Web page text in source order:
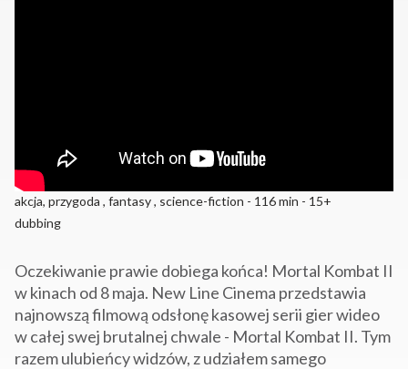
akcja, przygoda , fantasy , science-fiction - 116 min - 15+
dubbing
Oczekiwanie prawie dobiega końca! Mortal Kombat II
w kinach od 8 maja. New Line Cinema przedstawia
najnowszą filmową odsłonę kasowej serii gier wideo
w całej swej brutalnej chwale - Mortal Kombat II. Tym
razem ulubieńcy widzów, z udziałem samego